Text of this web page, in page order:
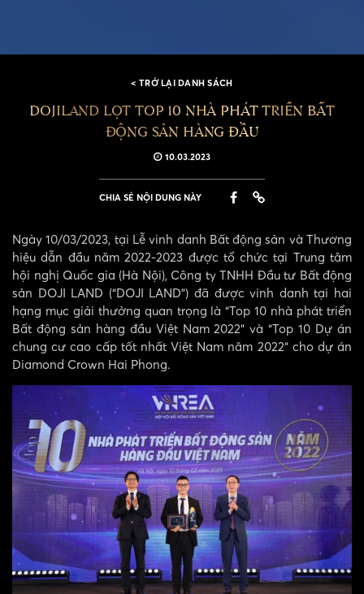
< TRỞ LẠI DANH SÁCH
DOJILAND LỌT TOP 10 NHÀ PHÁT TRIỂN BẤT
ĐỘNG SẢN HÀNG ĐẦU
10.03.2023
CHIA SẺ NỘI DUNG NÀY
Ngày 10/03/2023, tại Lễ vinh danh Bất động sản và Thương
hiệu dẫn đầu năm 2022-2023 được tổ chức tại Trung tâm
hội nghị Quốc gia (Hà Nội), Công ty TNHH Đầu tư Bất động
sản DOJI LAND (“DOJI LAND”) đã được vinh danh tại hai
hạng mục giải thưởng quan trọng là “Top 10 nhà phát triển
Bất động sản hàng đầu Việt Nam 2022” và “Top 10 Dự án
chung cư cao cấp tốt nhất Việt Nam năm 2022” cho dự án
Diamond Crown Hai Phong.